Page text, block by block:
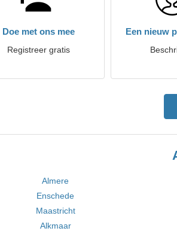
Doe met ons mee
Registreer gratis
Een nieuw
Almere
Enschede
Maastricht
Alkmaar